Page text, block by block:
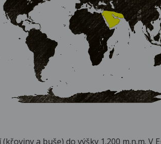
a buše) do výšky 1.200 m.n.m. V